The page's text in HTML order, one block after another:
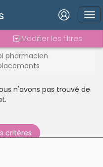
Connexion
Mot de passe oublié ?
connecter avec Google
pharmacien
Modifier les filtres
n'avons pas trouvé de
critères